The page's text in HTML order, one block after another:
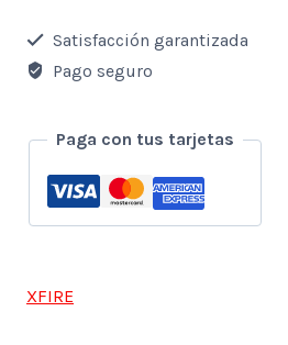
Ergonomica
Xfire
Amarilla
cantidad
Satisfacción garantizada
Pago seguro
Paga con tus tarjetas
XFIRE